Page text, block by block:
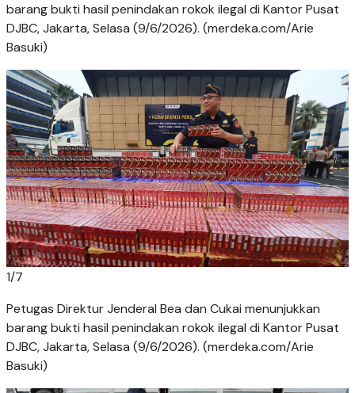
barang bukti hasil penindakan rokok ilegal di Kantor Pusat
DJBC, Jakarta, Selasa (9/6/2026). (merdeka.com/Arie
Basuki)
1/7
Petugas Direktur Jenderal Bea dan Cukai menunjukkan
barang bukti hasil penindakan rokok ilegal di Kantor Pusat
DJBC, Jakarta, Selasa (9/6/2026). (merdeka.com/Arie
Basuki)